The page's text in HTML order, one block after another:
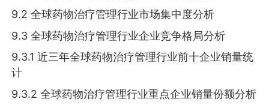
9.2 全球药物治疗管理行业市场集中度分析
9.3 全球药物治疗管理行业企业竞争格局分析
9.3.1 近三年全球药物治疗管理行业前十企业销量统
计
9.3.2 全球药物治疗管理行业重点企业销量份额分析